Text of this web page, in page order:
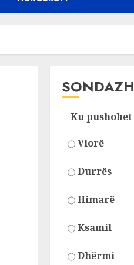
SONDAZH
Ku
Vlorë
Durrës
Himarë
Ksamil
Dhërmi